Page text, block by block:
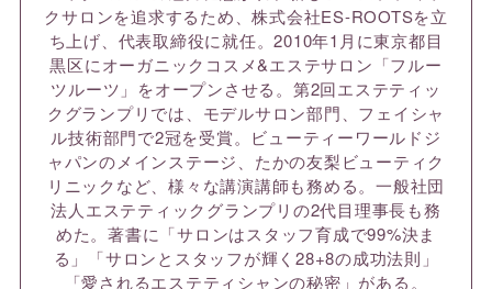
クサロンを追求するため、株式会社ES-ROOTSを立
ち上げ、代表取締役に就任。2010年1月に東京都目
黒区にオーガニックコスメ&エステサロン「フルー
ツルーツ」をオープンさせる。第2回エステティッ
クグランプリでは、モデルサロン部門、フェイシャ
ル技術部門で2冠を受賞。ビューティーワールドジ
ャパンのメインステージ、たかの友梨ビューティク
リニックなど、様々な講演講師も務める。一般社団
法人エステティックグランプリの2代目理事長も務
めた。著書に「サロンはスタッフ育成で99%決ま
る」「サロンとスタッフが輝く28+8の成功法則」
「愛されるエステティシャンの秘密」がある。